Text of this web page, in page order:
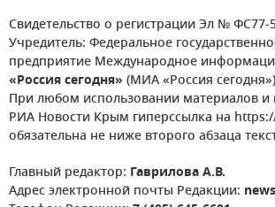
Свидетельство о регистрации Эл № ФС77-
Учредитель: Федеральное
предприятие Международное
«Россия сегодня» (МИА «Россия
При любом использовании материалов и
РИА Новости Крым гиперссылка на
обязательна не ниже второго абзаца
Главный редактор: Гаврилова А.В.
Адрес электронной почты Редакции: